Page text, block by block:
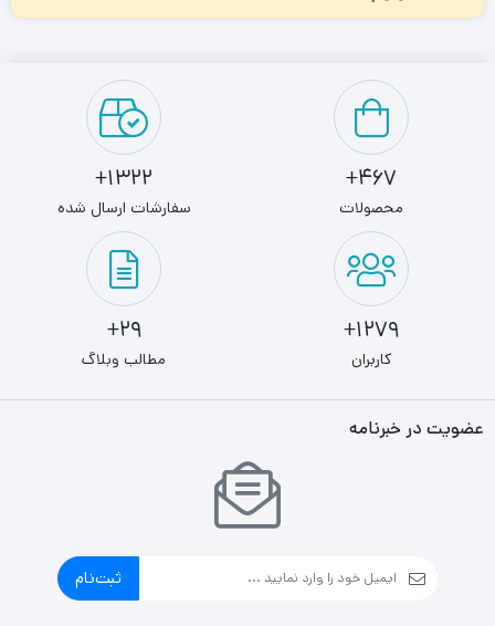
467+
محصولات
1322+
سفارشات ارسال شده
1279+
کاربران
29+
مطالب وبلاگ
عضویت در خبرنامه
ثبت‌نام